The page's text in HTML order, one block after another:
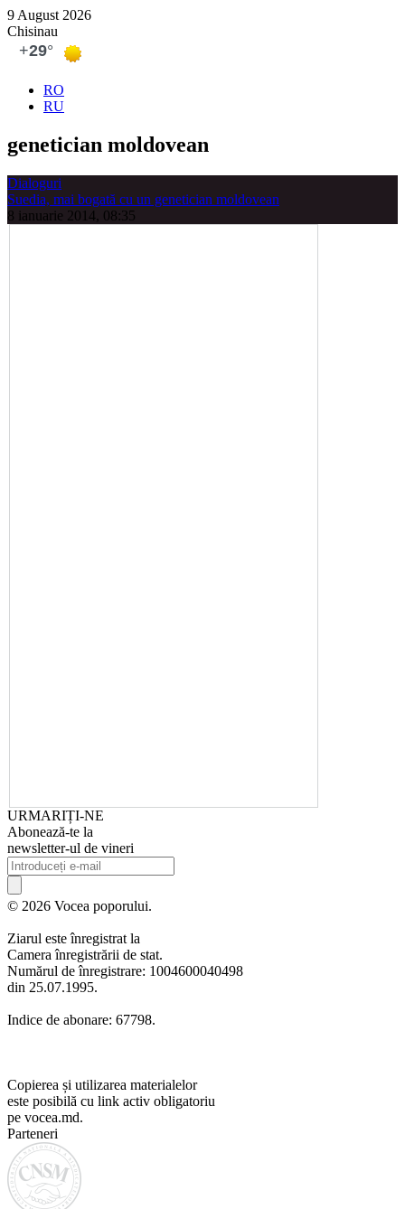
9 August 2026
Chisinau
RO
RU
genetician moldovean
Dialoguri
Suedia, mai bogată cu un genetician moldovean
8 ianuarie 2014, 08:35
URMARIȚI-NE
Abonează-te la
newsletter-ul de vineri
© 2026 Vocea poporului.
Ziarul este înregistrat la
Camera înregistrării de stat.
Numărul de înregistrare: 1004600040498
din 25.07.1995.
Indice de abonare: 67798.
Copierea și utilizarea materialelor
este posibilă cu link activ obligatoriu
pe vocea.md.
Parteneri